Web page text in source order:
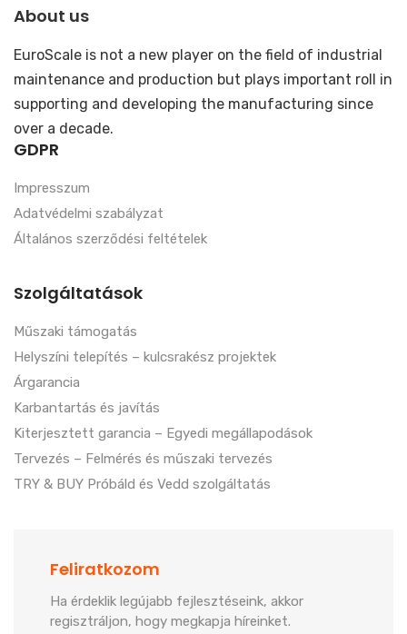
About us
EuroScale is not a new player on the field of industrial
maintenance and production but plays important roll in
supporting and developing the manufacturing since
over a decade.
GDPR
Impresszum
Adatvédelmi szabályzat
Általános szerződési feltételek
Szolgáltatások
Műszaki támogatás
Helyszíni telepítés – kulcsrakész projektek
Árgarancia
Karbantartás és javítás
Kiterjesztett garancia – Egyedi megállapodások
Tervezés – Felmérés és műszaki tervezés
TRY & BUY Próbáld és Vedd szolgáltatás
Feliratkozom
Ha érdeklik legújabb fejlesztéseink, akkor
regisztráljon, hogy megkapja híreinket.